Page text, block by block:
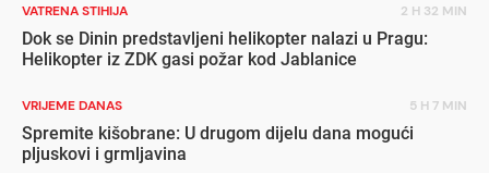
VATRENA STIHIJA 2 H 32 MIN
Dok se Dinin predstavljeni helikopter nalazi u Pragu:
Helikopter iz ZDK gasi požar kod Jablanice
VRIJEME DANAS 5 H 7 MIN
Spremite kišobrane: U drugom dijelu dana mogući
pljuskovi i grmljavina